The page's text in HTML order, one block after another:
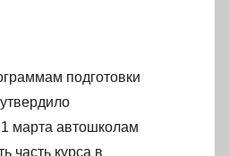
подготовки
марта автошколам
часть курса в